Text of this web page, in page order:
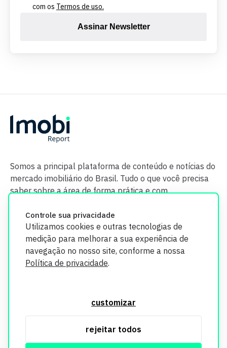
Controle sua privacidade
Utilizamos cookies e outras tecnologias de
medição para melhorar a sua experiência de
navegação no nosso site, conforme a nossa
Política de privacidade.
customizar
rejeitar todos
com os Termos de uso.
Assinar Newsletter
Somos a principal plataforma de conteúdo e notícias do
mercado imobiliário do Brasil. Tudo o que você precisa
saber sobre a área de forma prática e com
segurança. Todos os dados coletados em nosso site são
utilizados exclusivamente para fins de aprimoramento de
informações, consulte nossa Política de Privacidade.